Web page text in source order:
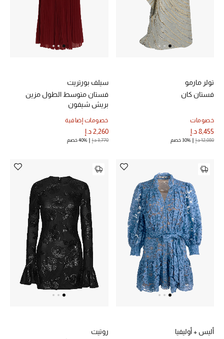
تولر مارمو
فستان كان
خصومات
8,455 د.إ
12,080 د.إ 30% خصم
سيلف بورتريت
فستان متوسط الطول مزين
بريش شيفون
خصومات إضافية
2,260 د.إ
3,770 د.إ 40% خصم
أليس + أوليفيا
روتيت